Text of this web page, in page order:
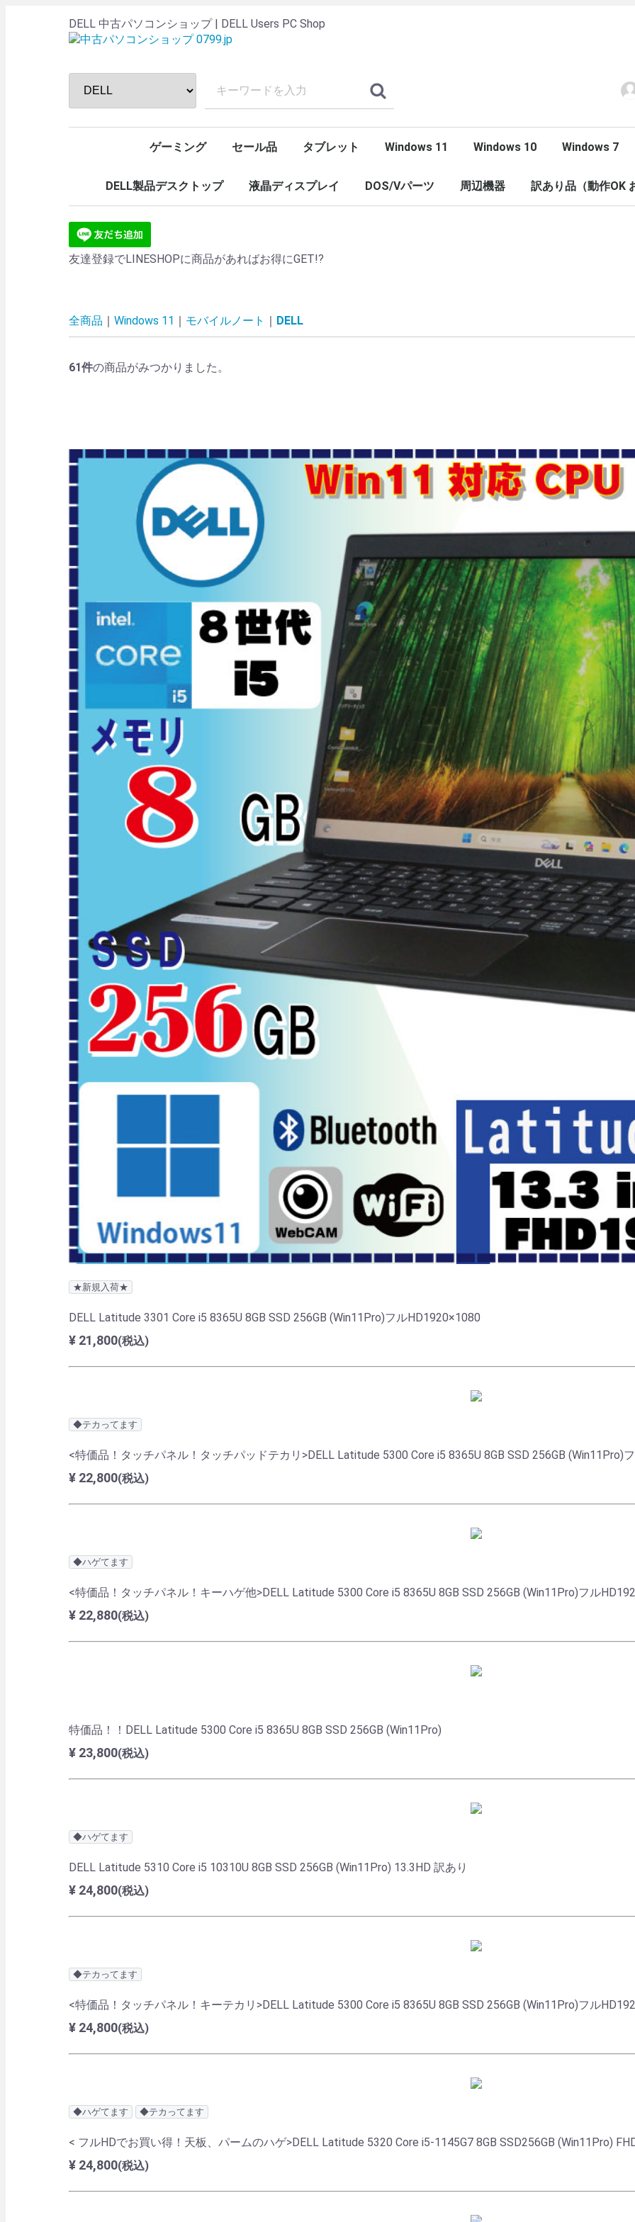
DELL 中古パソコンショップ | DELL Users PC Shop
ゲーミング セール品
デスクトップ
ノート
モバイルノート
タブレット
iPad
Surface（Windows)
Windowsタブレット
Windows 11
デスクトップ
液晶セットお買い得品
ノートパソコン DELL
HP
Lenovo
Dynabook
その他
モバイルノート DELL
Lenovo
HP
dynabook
その他
Windows 10
デスクトップ マ
スモ
ミニ
液
得
2画
ノートパソコン カメ
モバイルノート カメ
Windows 7
デスクトップ
ノートパソコ
DELL製品デスクトップ
Optiplex 7070
Optiplex 7060
Optiplex 7050
Optiplex 5090
Optiplex 5050
Optiplex 5040
Optiplex 3080
Optiplex 3070
Optiplex 3060
Optiplex 3050
Optiplex All In One
OLD PC
液晶ディスプレイ DOS/Vパーツ 周辺機器 訳あり品（動作OK
友達登録でLINESHOPに商品があればお得にGET!?
全商品 Windows 11 モバイルノート DELL
61件の商品がみつかりました。
★新規入荷★
DELL Latitude 3301 Core i5 8365U 8GB SSD 256GB (Win11Pro)フルHD1920×1080
¥ 21,800(税込)
◆テカってます
<特価品！タッチパネル！タッチパッドテカリ>DELL Latitude 5300 Core i5 8365U 8GB SSD 256GB (Win11Pro)
¥ 22,800(税込)
◆ハゲてます
<特価品！タッチパネル！キーハゲ他>DELL Latitude 5300 Core i5 8365U 8GB SSD 256GB (Win11Pro)フル
¥ 22,880(税込)
特価品！！DELL Latitude 5300 Core i5 8365U 8GB SSD 256GB (Win11Pro)
¥ 23,800(税込)
◆ハゲてます
DELL Latitude 5310 Core i5 10310U 8GB SSD 256GB (Win11Pro) 13.3HD 訳あり
¥ 24,800(税込)
◆テカってます
<特価品！タッチパネル！キーテカリ>DELL Latitude 5300 Core i5 8365U 8GB SSD 256GB (Win11Pro)フル
¥ 24,800(税込)
◆ハゲてます ◆テカってます
< フルHDでお買い得！天板、パームのハゲ>DELL Latitude 5320 Core i5-1145G7 8GB SSD256GB (Win11Pro)
¥ 24,800(税込)